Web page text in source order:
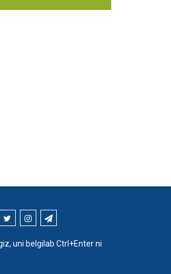
uni belgilab Ctrl+Enter ni